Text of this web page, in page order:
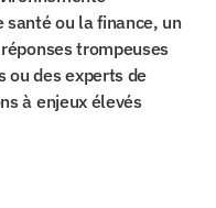
ou la finance, un
trompeuses
ou des experts de
à enjeux élevés